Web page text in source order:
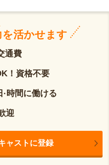
を活かせます
通費
！資格不要
·時間に働ける
迎
ャストに登録